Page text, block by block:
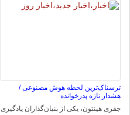
ترسناک‌ترین لحظه هوش مصنوعی /
هشدار تازه پدرخوانده
جفری هینتون، یکی از بنیان‌گذاران یادگیری